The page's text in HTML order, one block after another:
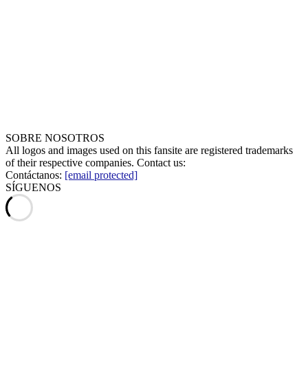
SOBRE NOSOTROS
All logos and images used on this fansite are registered trademarks
of their respective companies. Contact us:
Contáctanos: [email protected]
SÍGUENOS